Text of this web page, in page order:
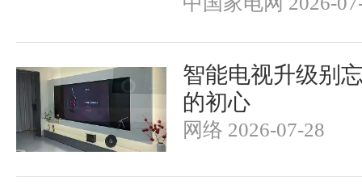
智能电视升级别
的初心
网络 2026-07-28